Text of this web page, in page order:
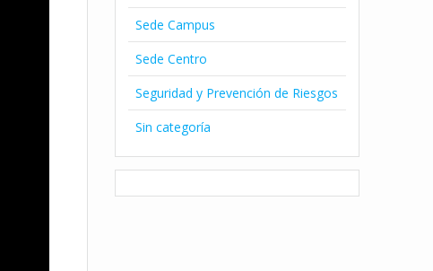
Sede Campus
Sede Centro
Seguridad y Prevención de Riesgos
Sin categoría